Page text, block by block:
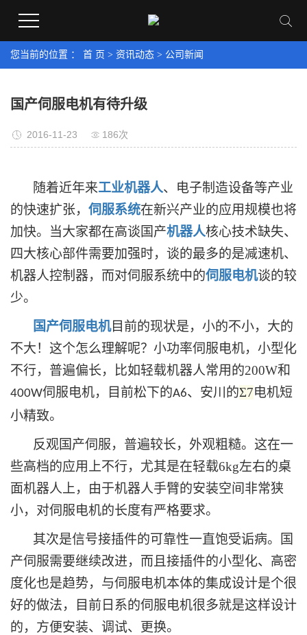
您当前的位置 ： 首 页 > 资讯动态 > 公司新闻
国产伺服电机有待升级
2016-11-23 186次
随着近年来工业机器人、电子制造设备等产业
的快速扩张， 伺服系统在新兴产业的应用规模也将
加快。当大家都在高谈国产机器人核心技术缺失、
四大核心部件需要加强时，谈的最多的是减速机、
机器人控制器，而对伺服系统中的伺服电机谈的较
少。
国产伺服电机目前的现状是，小的不小，大的
不大！这个怎么理解呢？小功率伺服电机，小型化
不行，普遍偏长，比如轻载机器人常用的200W和
400W伺服电机，目前松下的A6、安川的Σ7电机短
小精致。
反观国产伺服，普遍较长，外观粗糙。这在一
些高档的应用上不行，尤其是在轻载6kg左右的桌
面机器人上，由于机器人手臂的安装空间非常狭
小，对伺服电机的长度有严格要求。
其次是信号接插件的可靠性一直饱受诟病。国
产伺服需要继续改进，而且接插件的小型化、高密
度化也是趋势，与伺服电机本体的集成设计是个很
好的做法，目前日系的伺服电机很多就是这样设计
的，方便安装、调试、更换。